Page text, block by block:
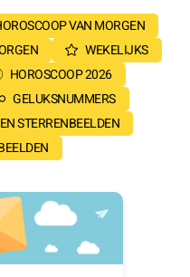
VAN MORGEN
WEKELIJKS
HOROSCOOP 2026
GELUKSNUMMERS
STERRENBEELDEN